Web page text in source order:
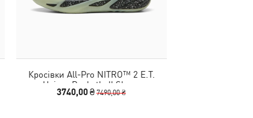
Кросівки All-Pro NITRO™ 2 E.T.
Unisex Basketball Shoes
3740,00 ₴7490,00 ₴